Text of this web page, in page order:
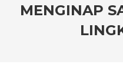
MENGINAP